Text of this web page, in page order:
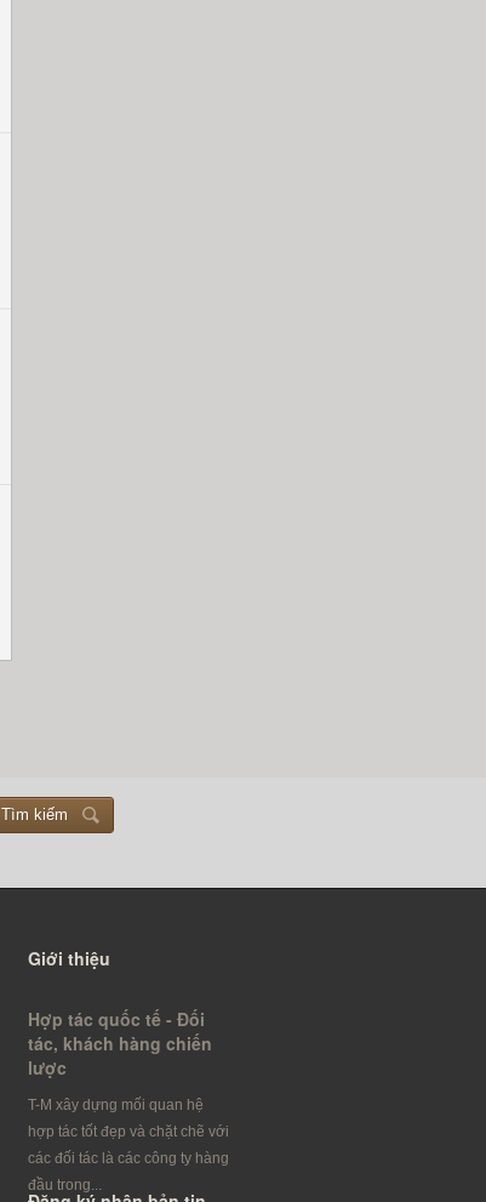
Tìm kiếm
Giới thiệu
Hợp tác quốc tế - Đối
tác, khách hàng chiến
lược
T-M xây dựng mối quan hệ
hợp tác tốt đẹp và chặt chẽ với
các đối tác là các công ty hàng
đầu trong...